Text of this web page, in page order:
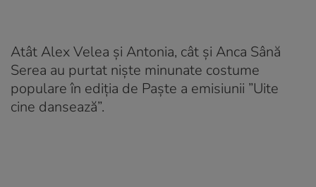
Atât Alex Velea și Antonia, cât și Anca Sână
Serea au purtat niște minunate costume
populare în ediția de Paște a emisiunii ”Uite
cine dansează”.